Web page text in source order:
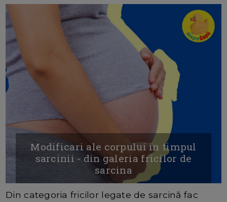
Modificari ale corpului in timpul
sarcinii - din galeria fricilor de
sarcina
Din categoria fricilor legate de sarcină fac